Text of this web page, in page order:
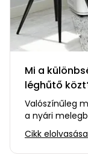
Mi a
léghűtő
Valószínűleg
a nyári
töltjük az időt…
Cikk elolvasása